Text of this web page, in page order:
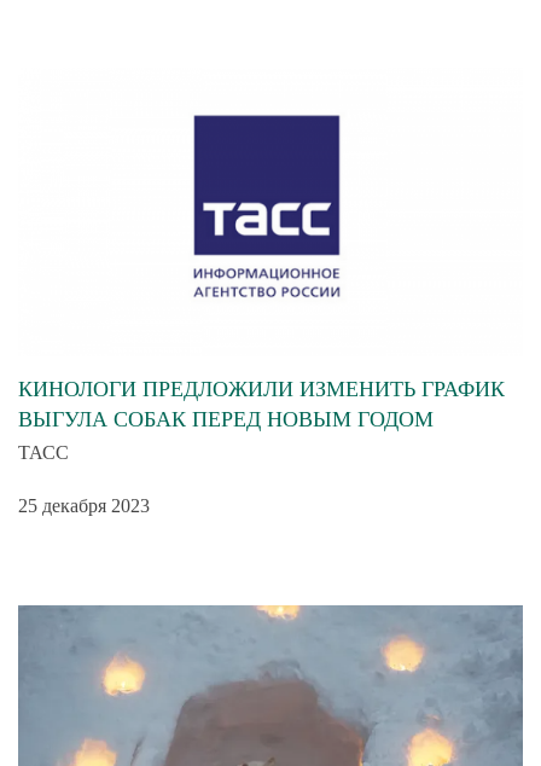
КИНОЛОГИ ПРЕДЛОЖИЛИ ИЗМЕНИТЬ ГРАФИК
ВЫГУЛА СОБАК ПЕРЕД НОВЫМ ГОДОМ
ТАСС
25 декабря 2023